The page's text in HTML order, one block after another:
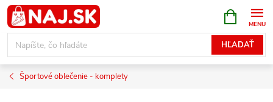
Prejsť
na
obsah
HĽADAŤ
KOŠÍK
Športové oblečenie - komplety